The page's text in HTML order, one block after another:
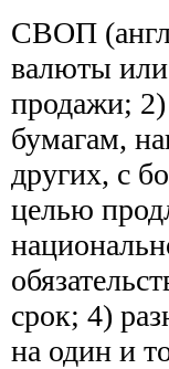
СВОП
валюты
продажи;
бумагам,
других, с
целью
срок; 4)
на один и